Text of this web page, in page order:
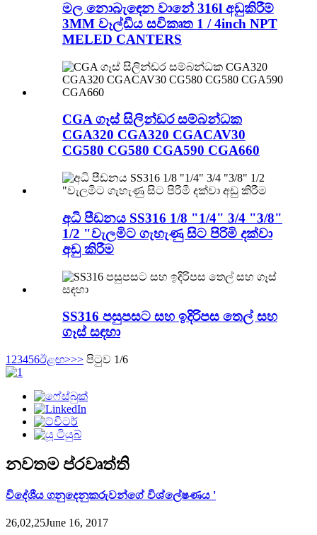
මල නොබැඳෙන වානේ 316l අඩුකිරීම්
3MM වෑල්ඩීය සවිකෘත 1 / 4inch NPT
MELED CANTERS
CGA ගෑස් සිලින්ඩර සම්බන්ධක
CGA320 CGA320 CGACAV30
CG580 CG580 CGA590 CGA660
අධි පීඩනය SS316 1/8 "1/4" 3/4 "3/8"
1/2 "වැලමිට ගැහැණු සිට පිරිමි දක්වා
අඩු කිරීම
SS316 පසුපසට සහ ඉදිරිපස තෙල් සහ
ගෑස් සඳහා
1 23456ඊළඟ>>> පිටුව 1/6
නවතම ප්රවෘත්ති
විදේශීය ගනුදෙනුකරුවන්ගේ විශ්ලේෂණය '
26,02,25June 16, 2017